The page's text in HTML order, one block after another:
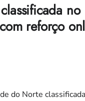
reforço
do Norte